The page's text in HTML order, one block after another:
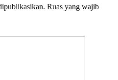
Ruas yang wajib